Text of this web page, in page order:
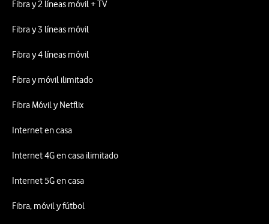
Fibra y 2 líneas móvil + TV
Fibra y 3 líneas móvil
Fibra y 4 líneas móvil
Fibra y móvil ilimitado
Fibra Móvil y Netflix
Internet en casa
Internet 4G en casa ilimitado
Internet 5G en casa
Fibra, móvil y fútbol